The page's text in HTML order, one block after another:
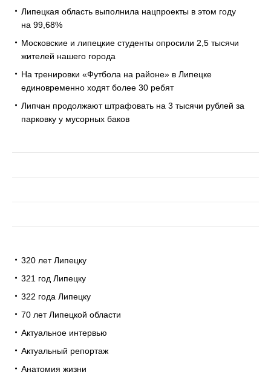
Липецкая область выполнила нацпроекты в этом году
на 99,68%
Московские и липецкие студенты опросили 2,5 тысячи
жителей нашего города
На тренировки «Футбола на районе» в Липецке
единовременно ходят более 30 ребят
Липчан продолжают штрафовать на 3 тысячи рублей за
парковку у мусорных баков
320 лет Липецку
321 год Липецку
322 года Липецку
70 лет Липецкой области
Актуальное интервью
Актуальный репортаж
Анатомия жизни